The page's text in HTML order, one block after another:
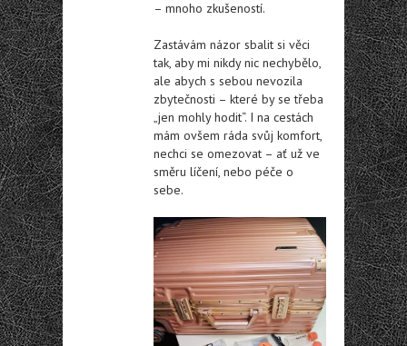
– mnoho zkušeností.
Zastávám názor sbalit si věci
tak, aby mi nikdy nic nechybělo,
ale abych s sebou nevozila
zbytečnosti – které by se třeba
„jen mohly hodit“. I na cestách
mám ovšem ráda svůj komfort,
nechci se omezovat – ať už ve
směru líčení, nebo péče o
sebe.